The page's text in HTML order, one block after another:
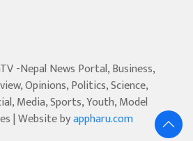
-Nepal News Portal, Business,
Opinions, Politics, Science,
Media, Sports, Youth, Model
| Website byappharu.com